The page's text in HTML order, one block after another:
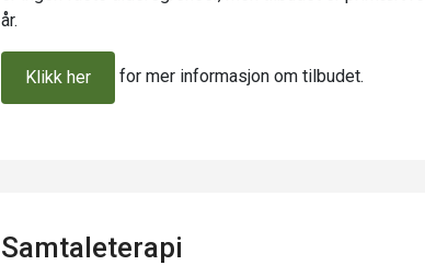
år.
Klikk her for mer informasjon om tilbudet.
Samtaleterapi